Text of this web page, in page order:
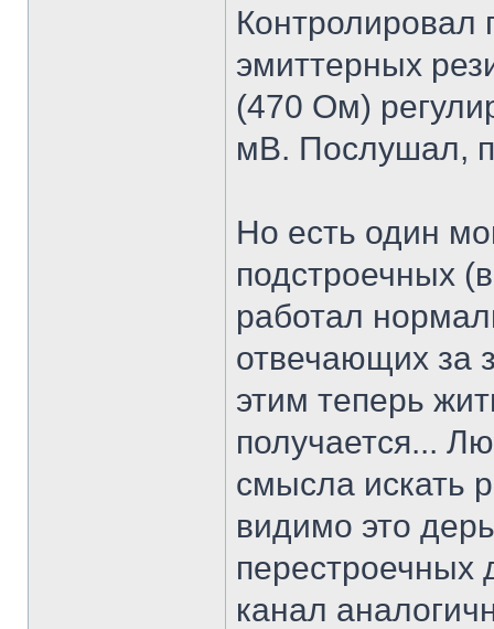
Контролировал
эмиттерных
(470 Ом)
мВ. Послушал,
Но есть один
подстроечных
работал
отвечающих за
этим теперь
получается...
смысла искать
видимо это
перестроечных
канал